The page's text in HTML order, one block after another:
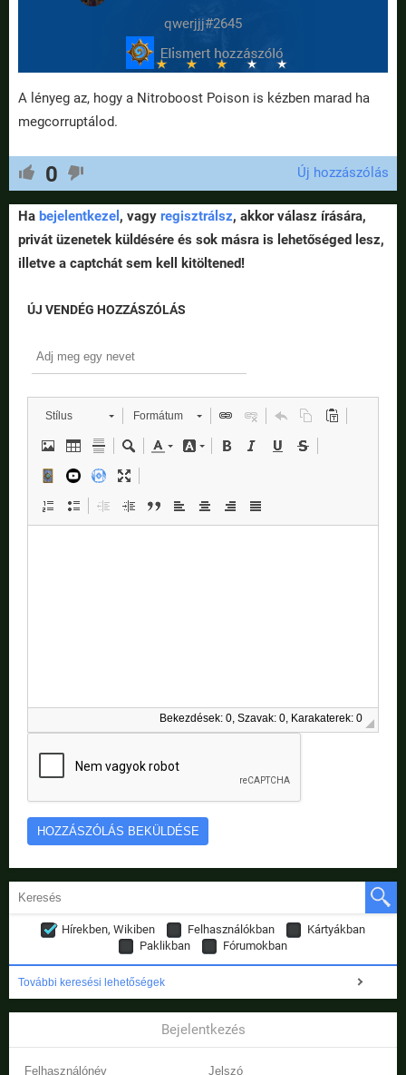
qwerjjj#2645
A lényeg az, hogy a Nitroboost Poison is kézben marad ha
megcorruptálod.
0 Új hozzászólás
Ha bejelentkezel , vagy regisztrálsz, akkor válasz írására,
privát üzenetek küldésére és sok másra is lehetőséged lesz,
illetve a captchát sem kell kitöltened!
ÚJ VENDÉG HOZZÁSZÓLÁS
Stílus Formátum
Bekezdések: 0, Szavak: 0, Karakaterek: 0
Hírekben, Wikiben Felhasználókban
Kártyákban
Paklikban
Fórumokban
További keresési lehetőségek
Bejelentkezés